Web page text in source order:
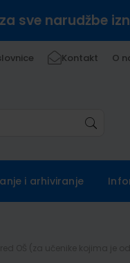
sve narudžbe
Kontakt O
i arhiviranje